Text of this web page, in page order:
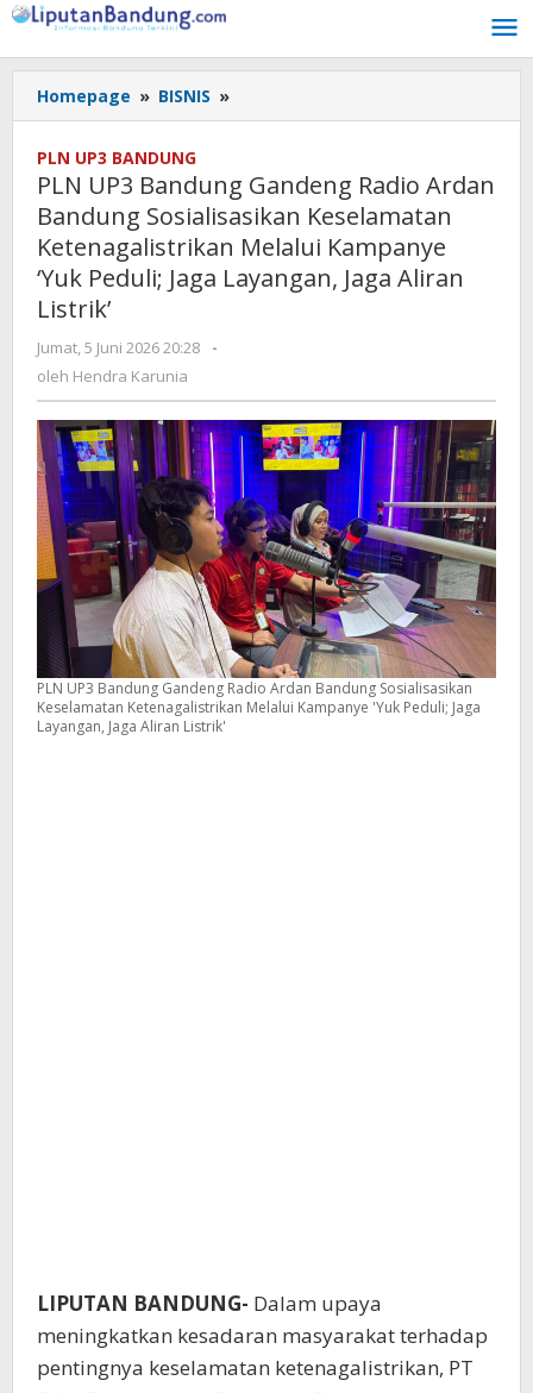
Lewati
konten
Homepage » BISNIS »
UP3
Gandeng
Radio
Ardan
Bandung
Sosialisasikan
Keselamatan
'Yuk
Peduli;
Jaga
Layangan,
Jaga
Aliran
Listrik'
PLN UP3 BANDUNG
PLN UP3 Bandung Gandeng Radio Ardan
Bandung Sosialisasikan Keselamatan
Ketenagalistrikan Melalui Kampanye
‘Yuk Peduli; Jaga Layangan, Jaga Aliran
Listrik’
Jumat, 5 Juni 2026 20:28
oleh
-
oleh Hendra Karunia
PLN UP3 Bandung Gandeng Radio Ardan Bandung Sosialisasikan
Keselamatan Ketenagalistrikan Melalui Kampanye 'Yuk Peduli; Jaga
Layangan, Jaga Aliran Listrik'
LIPUTAN BANDUNG- Dalam upaya
meningkatkan kesadaran masyarakat terhadap
pentingnya keselamatan ketenagalistrikan, PT